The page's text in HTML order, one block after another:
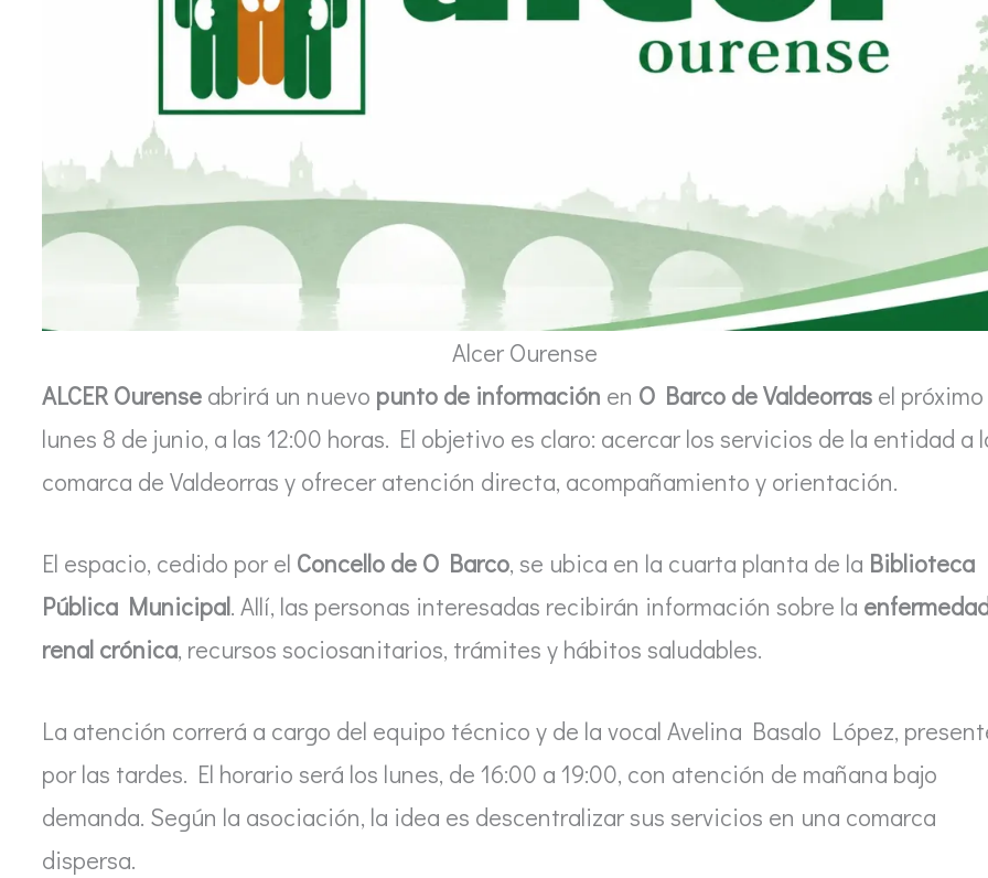
Alcer Ourense
ALCER Ourense abrirá un nuevo punto de información en O Barco de Valdeorras el próximo
lunes 8 de junio, a las 12:00 horas. El objetivo es claro: acercar los servicios de la entidad a
comarca de Valdeorras y ofrecer atención directa, acompañamiento y orientación.
El espacio, cedido por el Concello de O Barco, se ubica en la cuarta planta de la Biblioteca
Pública Municipal. Allí, las personas interesadas recibirán información sobre la
renal crónica, recursos sociosanitarios, trámites y hábitos saludables.
La atención correrá a cargo del equipo técnico y de la vocal Avelina Basalo López,
por las tardes. El horario será los lunes, de 16:00 a 19:00, con atención de mañana bajo
demanda. Según la asociación, la idea es descentralizar sus servicios en una comarca
dispersa.